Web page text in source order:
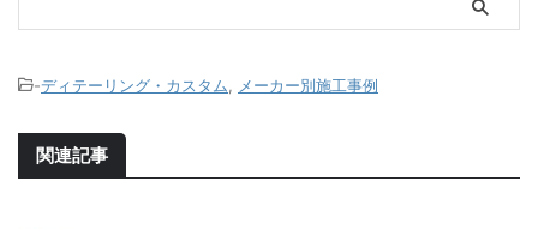
-ディテーリング・カスタム メーカー別施工事例
関連記事